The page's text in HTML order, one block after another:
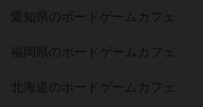
愛知県のボードゲームカフェ
福岡県のボードゲームカフェ
北海道のボードゲームカフェ